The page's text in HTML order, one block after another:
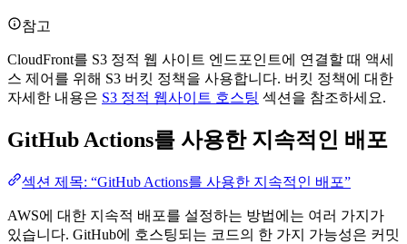
참고
CloudFront를 S3 정적 웹 사이트 엔드포인트에 연결할 때 액세
스 제어를 위해 S3 버킷 정책을 사용합니다. 버킷 정책에 대한
자세한 내용은 S3 정적 웹사이트 호스팅 섹션을 참조하세요.
GitHub Actions를 사용한 지속적인 배포
섹션 제목: “GitHub Actions를 사용한 지속적인 배포”
AWS에 대한 지속적 배포를 설정하는 방법에는 여러 가지가
있습니다. GitHub에 호스팅되는 코드의 한 가지 가능성은 커밋